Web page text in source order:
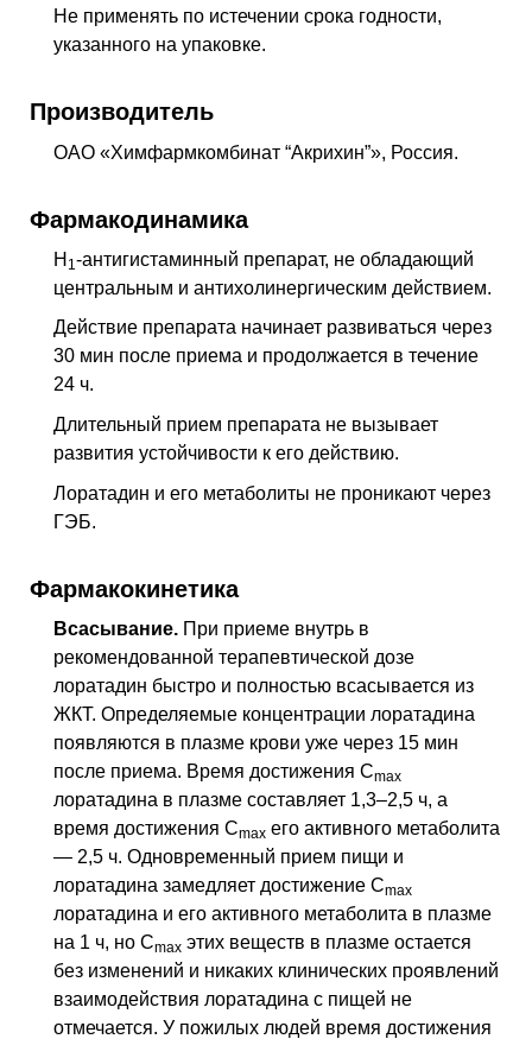
Не применять по истечении срока годности,
указанного на упаковке.
Производитель
ОАО «Химфармкомбинат “Акрихин”», Россия.
Фармакодинамика
H 1-антигистаминный препарат, не обладающий
центральным и антихолинергическим действием.
Действие препарата начинает развиваться через
30 мин после приема и продолжается в течение
24 ч.
Длительный прием препарата не вызывает
развития устойчивости к его действию.
Лоратадин и его метаболиты не проникают через
ГЭБ.
Фармакокинетика
Всасывание. При приеме внутрь в
рекомендованной терапевтической дозе
лоратадин быстро и полностью всасывается из
ЖКТ. Определяемые концентрации лоратадина
появляются в плазме крови уже через 15 мин
после приема. Время достижения Cmax
лоратадина в плазме составляет 1,3–2,5 ч, а
время достижения Cmax его активного метаболита
— 2,5 ч. Одновременный прием пищи и
лоратадина замедляет достижение Cmax
лоратадина и его активного метаболита в плазме
на 1 ч, но Cmax этих веществ в плазме остается
без изменений и никаких клинических проявлений
взаимодействия лоратадина с пищей не
отмечается. У пожилых людей время достижения